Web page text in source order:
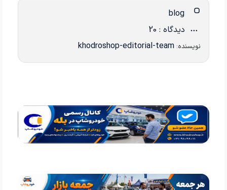
دیدگاه : 20
نویسنده: khodroshop-editorial-team